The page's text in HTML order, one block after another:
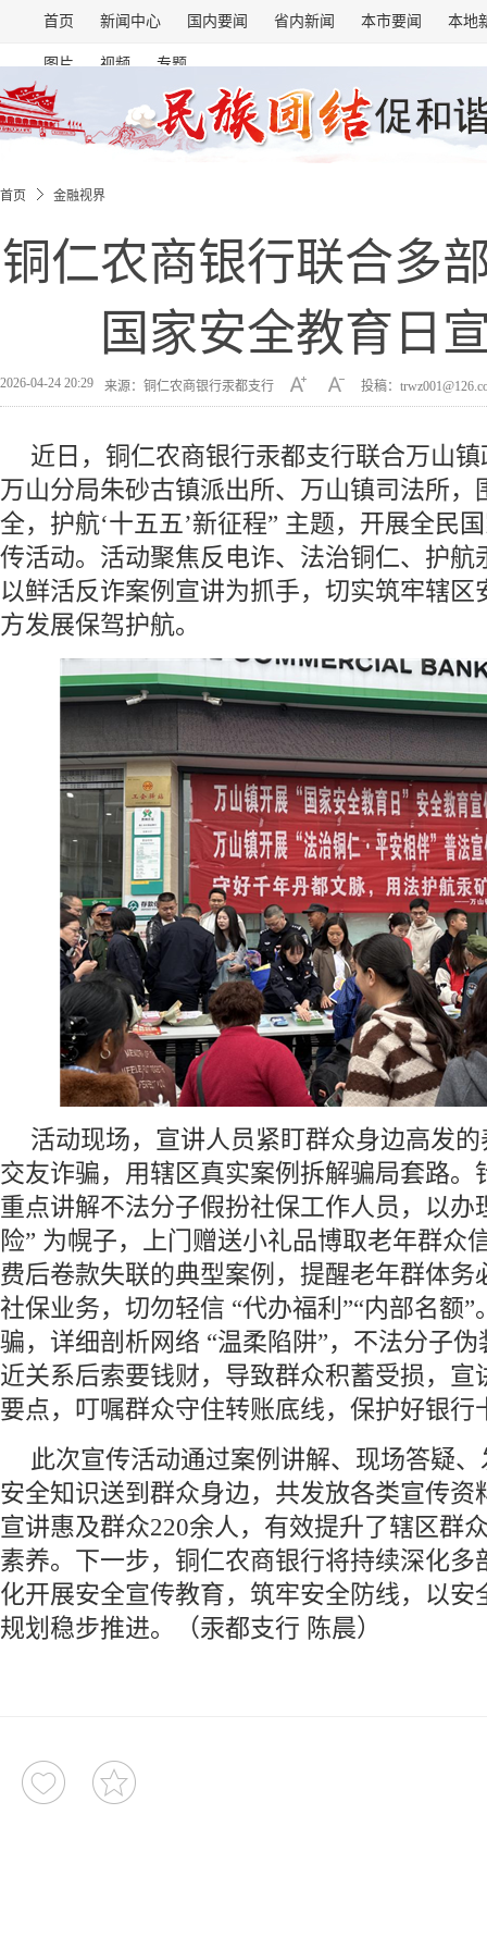
首页 新闻中心 国内要闻 省内新闻 本市要闻 本地
图片 视频 专题
首页 金融视界
铜仁农商银行联合多
国家安全教育日
2026-04-24 20:29 来源：铜仁农商银行汞都支行 投稿：
近日，铜仁农商银行汞都支行联合万山
万山分局朱砂古镇派出所、万山镇司法所，
全，护航‘十五五’新征程” 主题，开展全民
传活动。活动聚焦反电诈、法治铜仁、护航
以鲜活反诈案例宣讲为抓手，切实筑牢辖区
方发展保驾护航。
活动现场，宣讲人员紧盯群众身边高发
交友诈骗，用辖区真实案例拆解骗局套路。
重点讲解不法分子假扮社保工作人员，以办
险” 为幌子，上门赠送小礼品博取老年群众
费后卷款失联的典型案例，提醒老年群体务
社保业务，切勿轻信 “代办福利”“内部名额
骗，详细剖析网络 “温柔陷阱”，不法分子
近关系后索要钱财，导致群众积蓄受损，宣
要点，叮嘱群众守住转账底线，保护好银行
此次宣传活动通过案例讲解、现场答疑
安全知识送到群众身边，共发放各类宣传资
宣讲惠及群众220余人，有效提升了辖区群
素养。下一步，铜仁农商银行将持续深化多
化开展安全宣传教育，筑牢安全防线，以安
规划稳步推进。（汞都支行 陈晨）